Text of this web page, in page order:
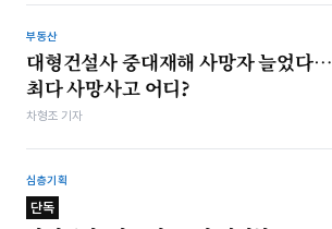
부동산
대형건설사 중대재해 사망자 늘었다…
최다 사망사고 어디?
차형조 기자
심층기획
단독